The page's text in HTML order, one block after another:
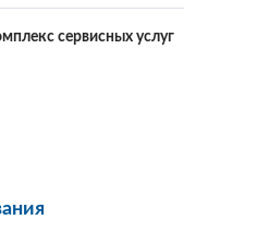
льда
льда
сервисных услуг